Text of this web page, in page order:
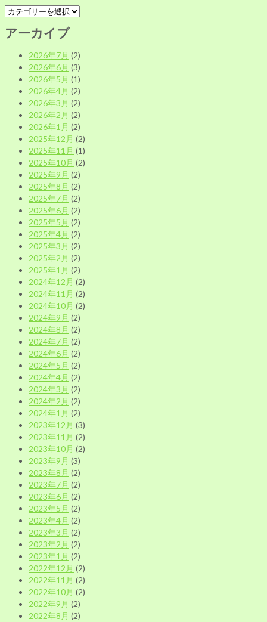
カ
ゴ
アーカイブ
2026年7月 (2)
2026年6月 (3)
2026年5月 (1)
2026年4月 (2)
2026年3月 (2)
2026年2月 (2)
2026年1月 (2)
2025年12月 (2)
2025年11月 (1)
2025年10月 (2)
2025年9月 (2)
2025年8月 (2)
2025年7月 (2)
2025年6月 (2)
2025年5月 (2)
2025年4月 (2)
2025年3月 (2)
2025年2月 (2)
2025年1月 (2)
2024年12月 (2)
2024年11月 (2)
2024年10月 (2)
2024年9月 (2)
2024年8月 (2)
2024年7月 (2)
2024年6月 (2)
2024年5月 (2)
2024年4月 (2)
2024年3月 (2)
2024年2月 (2)
2024年1月 (2)
2023年12月 (3)
2023年11月 (2)
2023年10月 (2)
2023年9月 (3)
2023年8月 (2)
2023年7月 (2)
2023年6月 (2)
2023年5月 (2)
2023年4月 (2)
2023年3月 (2)
2023年2月 (2)
2023年1月 (2)
2022年12月 (2)
2022年11月 (2)
2022年10月 (2)
2022年9月 (2)
2022年8月 (2)